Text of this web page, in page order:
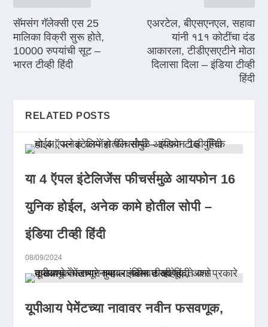
सॅमसंग गॅलेक्सी एस 25
मालिका विक्री सुरू होते,
10000 रुपयांची सूट –
भारत टीव्ही हिंदी
एअरटेल, बीएसएनएल, सहावा
यांनी १1१ कोटींचा दंड
आकारला, टीडीएसएटीने मोठा
दिलासा दिला – इंडिया टीव्ही
हिंदी
RELATED POSTS
या 4 ऍपल इंटेलिजेंस फीचर्समुळे आयफोन 16
युनिक होईल, अनेक कामे होतील सोपी –
इंडिया टीव्ही हिंदी
08/09/2024
यूपीआय पेमेंटच्या नावावर नवीन फसवणूक,